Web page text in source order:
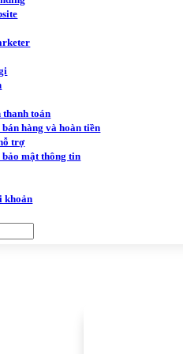
thanh toán
bán hàng và hoàn tiền
trợ
bảo mật thông tin
khoản